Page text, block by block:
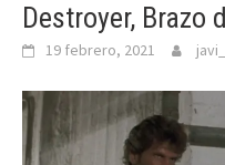
Destroyer, Brazo
19 febrero, 2021